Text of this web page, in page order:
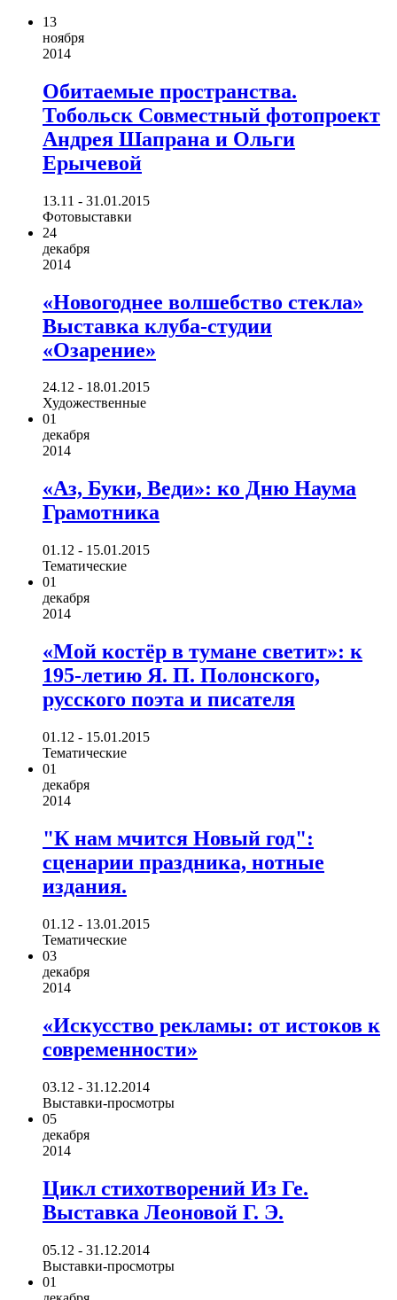
13
ноября
2014
Обитаемые пространства.
Тобольск Совместный фотопроект
Андрея Шапрана и Ольги
Ерычевой
13.11 - 31.01.2015
Фотовыставки
24
декабря
2014
«Новогоднее волшебство стекла»
Выставка клуба-студии
«Озарение»
24.12 - 18.01.2015
Художественные
01
декабря
2014
«Аз, Буки, Веди»: ко Дню Наума
Грамотника
01.12 - 15.01.2015
Тематические
01
декабря
2014
«Мой костёр в тумане светит»: к
195-летию Я. П. Полонского,
русского поэта и писателя
01.12 - 15.01.2015
Тематические
01
декабря
2014
"К нам мчится Новый год":
сценарии праздника, нотные
издания.
01.12 - 13.01.2015
Тематические
03
декабря
2014
«Искусство рекламы: от истоков к
современности»
03.12 - 31.12.2014
Выставки-просмотры
05
декабря
2014
Цикл стихотворений Из Ге.
Выставка Леоновой Г. Э.
05.12 - 31.12.2014
Выставки-просмотры
01